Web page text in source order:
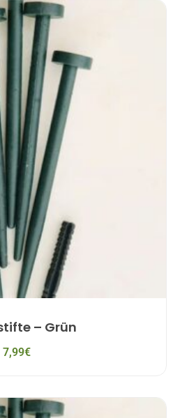
– Grün
7,99€